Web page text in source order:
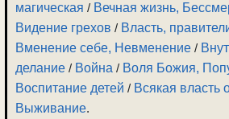
магическая / Вечная жизнь,
Видение грехов / Власть,
Вменение себе, Невменение /
делание / Война / Воля Божия,
Воспитание детей / Всякая власть
Выживание.